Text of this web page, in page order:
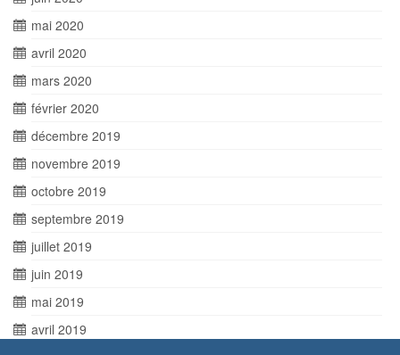
mai 2020
avril 2020
mars 2020
février 2020
décembre 2019
novembre 2019
octobre 2019
septembre 2019
juillet 2019
juin 2019
mai 2019
avril 2019